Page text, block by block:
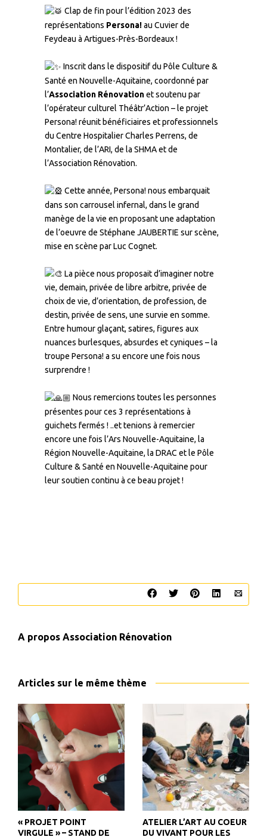
Clap de fin pour l’édition 2023 des
représentations Persona!au Cuvier de
Feydeau à Artigues-Près-Bordeaux !
Inscrit dans le dispositif du Pôle Culture &
Santé en Nouvelle-Aquitaine, coordonné par
l’Association Rénovationet soutenu par
l’opérateur culturel Théâtr’Action – le projet
Persona! réunit bénéficiaires et professionnels
du Centre Hospitalier Charles Perrens, de
Montalier, de l’ARI, de la SHMA et de
l’Association Rénovation.
Cette année, Persona! nous embarquait
dans son carrousel infernal, dans le grand
manège de la vie en proposant une adaptation
de l’oeuvre de Stéphane JAUBERTIE sur scène,
mise en scène par Luc Cognet.
La pièce nous proposait d’imaginer notre
vie, demain, privée de libre arbitre, privée de
choix de vie, d’orientation, de profession, de
destin, privée de sens, une survie en somme.
Entre humour glaçant, satires, figures aux
nuances burlesques, absurdes et cyniques – la
troupe Persona! a su encore une fois nous
surprendre !
Nous remercions toutes les personnes
présentes pour ces 3 représentations à
guichets fermés ! ..et tenions à remercier
encore une fois l’Ars Nouvelle-Aquitaine, la
Région Nouvelle-Aquitaine, la DRAC et le Pôle
Culture & Santé en Nouvelle-Aquitaine pour
leur soutien continu à ce beau projet !
A propos Association Rénovation
Articles sur le même thème
« PROJET POINT
VIRGULE » – STAND DE
ATELIER L’ART AU COEUR
DU VIVANT POUR LES